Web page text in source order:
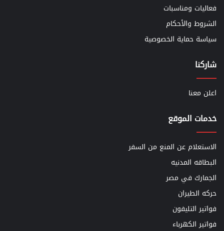
فعاليات ومناسبات
الشروط والأحكام
سياسة حماية الخصوصية
شاركنا
اعلن معنا
خدمات الموقع
الاستعلام عن المنع من السفر
البطاقه المدنيه
الجمارك في مصر
حركه الطيران
فواتير التليفون
فواتير الكهرباء